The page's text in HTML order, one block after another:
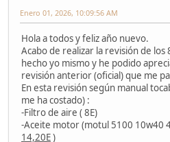
Enero 01, 2026, 10:09:56 AM
Hola a todos y feliz año nuevo.
Acabo de realizar la revisión de los
hecho yo mismo y he podido
revisión anterior (oficial) que me
En esta revisión según manual
me ha costado) :
-Filtro de aire ( 8E)
-Aceite motor (motul 5100 10w40
14,20E)